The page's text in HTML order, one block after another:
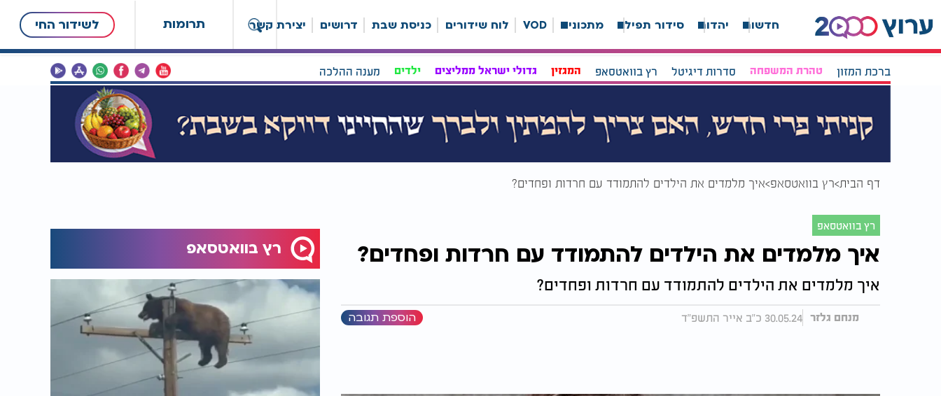
תרומות לשידור החי חדשות יהדות סידור תפילה מתכונים VOD לוח שידורים כניסת שבת דרושים יצירת קשר
ברכת המזון טהרת המשפחה סדרות דיגיטל רץ בוואטסאפ המגזין גדולי ישראל ממליצים ילדים מענה ההלכה
דף הבית רץ בוואטסאפ איך מלמדים את הילדים להתמודד עם חרדות ופחדים?
רץ בוואטסאפ
איך מלמדים את הילדים להתמודד עם חרדות ופחדים?
איך מלמדים את הילדים להתמודד עם חרדות ופחדים?
מנחם גלזר 30.05.24 כ"ב אייר התשפ"ד הוספת תגובה
רץ בוואטסאפ